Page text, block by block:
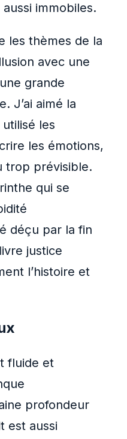
immobiles.
les thèmes de la
avec une
grande
J’ai aimé la
les
les émotions,
trop prévisible.
qui se
déçu par la fin
justice
l’histoire et
fluide et
profondeur
est aussi